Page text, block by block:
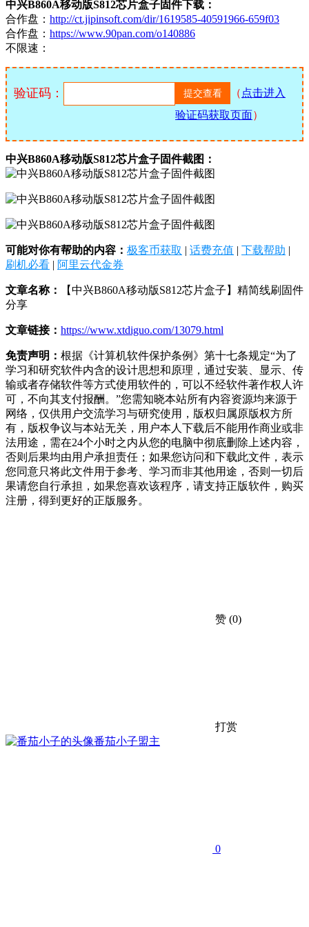
中兴B860A移动版S812芯片盒子固件下载：
合作盘： http://ct.jipinsoft.com/dir/1619585-40591966-659f03
合作盘： https://www.90pan.com/o140886
不限速：
验证码： （ 点击进入
验证码获取页面）
中兴B860A移动版S812芯片盒子固件截图：
可能对你有帮助的内容： 极客币获取 | 话费充值 | 下载帮助 |
刷机必看 | 阿里云代金券
文章名称：
【中兴B860A移动版S812芯片盒子】精简线刷固件
分享
文章链接： https://www.xtdiguo.com/13079.html
免责声明： 根据《计算机软件保护条例》第十七条规定“为了
学习和研究软件内含的设计思想和原理，通过安装、显示、传
输或者存储软件等方式使用软件的，可以不经软件著作权人许
可，不向其支付报酬。”您需知晓本站所有内容资源均来源于
网络，仅供用户交流学习与研究使用，版权归属原版权方所
有，版权争议与本站无关，用户本人下载后不能用作商业或非
法用途，需在24个小时之内从您的电脑中彻底删除上述内容，
否则后果均由用户承担责任；如果您访问和下载此文件，表示
您同意只将此文件用于参考、学习而非其他用途，否则一切后
果请您自行承担，如果您喜欢该程序，请支持正版软件，购买
注册，得到更好的正版服务。
赞 (0)
打赏
番茄小子盟主
0